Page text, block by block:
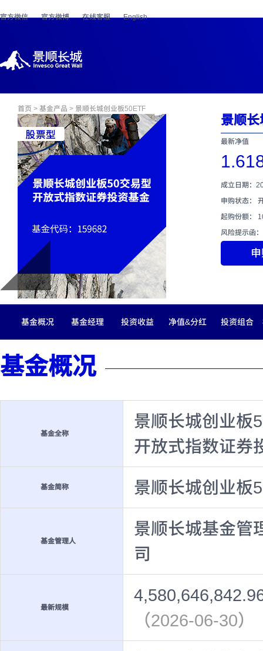
官方微信 官方微博 在线客服 English
首页 > 基金产品 > 景顺长城创业板50ETF
景顺长
最新净值
成立日期：
申购状态：
起购份额：
风险提示函：
基金概况 基金经理 投资收益 净值&分红 投资组合
基金概况
基金全称
景顺长城创业板
开放式指数证券
基金简称 景顺长城创业板
基金管理人
景顺长城基金管
司
最新规模
（2026-06-30）